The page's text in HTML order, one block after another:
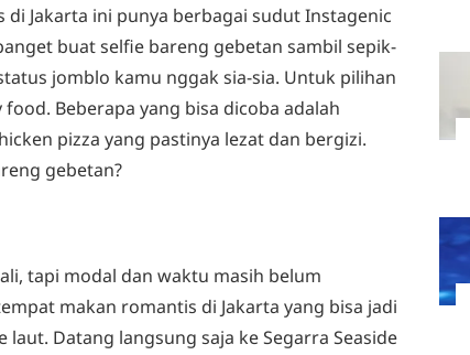
Jakarta ini punya berbagai sudut Instagenic
buat selfie bareng gebetan sambil sepik-
jomblo kamu nggak sia-sia. Untuk pilihan
Beberapa yang bisa dicoba adalah
pizza yang pastinya lezat dan bergizi.
gebetan?
tapi modal dan waktu masih belum
makan romantis di Jakarta yang bisa jadi
Datang langsung saja ke Segarra Seaside